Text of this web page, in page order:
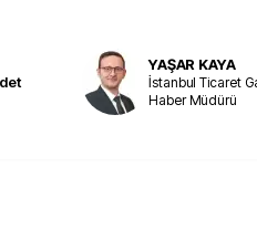
YAŞAR KAYA
İstanbul Ticaret
Haber Müdürü